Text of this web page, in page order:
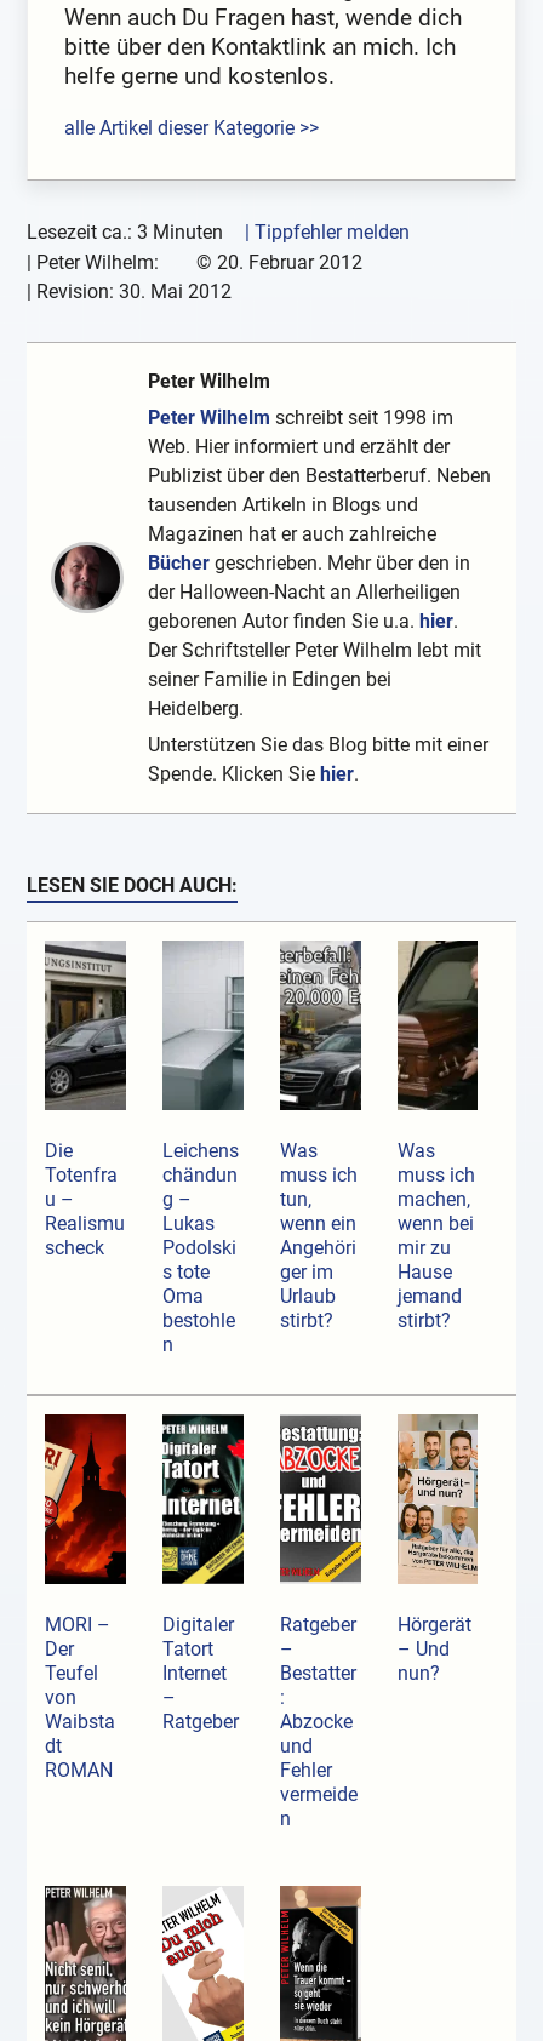
Wenn auch Du Fragen hast, wende dich
bitte über den Kontaktlink an mich. Ich
helfe gerne und kostenlos.
alle Artikel dieser Kategorie >>
Lesezeit ca.: 3 Minuten
| Tippfehler melden
Peter Wilhelm: © 20. Februar 2012
| Revision:30. Mai 2012
Peter Wilhelm
Peter Wilhelm schreibt seit 1998 im
Web. Hier informiert und erzählt der
Publizist über den Bestatterberuf. Neben
tausenden Artikeln in Blogs und
Magazinen hat er auch zahlreiche
Bücher geschrieben. Mehr über den in
der Halloween-Nacht an Allerheiligen
geborenen Autor finden Sie u.a. hier.
Der Schriftsteller Peter Wilhelm lebt mit
seiner Familie in Edingen bei
Heidelberg.
Unterstützen Sie das Blog bitte mit einer
Spende. Klicken Sie hier.
LESEN SIE DOCH AUCH:
Die
Totenfra
u –
Realismu
scheck
Leichens
chändun
g –
Lukas
Podolski
s tote
Oma
bestohle
n
Was
muss ich
tun,
wenn ein
Angehöri
ger im
Urlaub
stirbt?
Was
muss ich
machen,
wenn bei
mir zu
Hause
jemand
stirbt?
MORI –
Der
Teufel
von
Waibsta
dt
ROMAN
Digitaler
Tatort
Internet
–
Ratgeber
Ratgeber
–
Bestatter
:
Abzocke
und
Fehler
vermeide
n
Hörgerät
– Und
nun?